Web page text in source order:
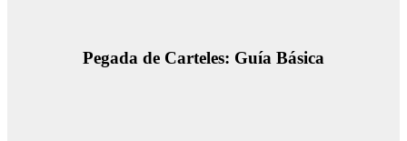
Pegada de Carteles: Guía Básica